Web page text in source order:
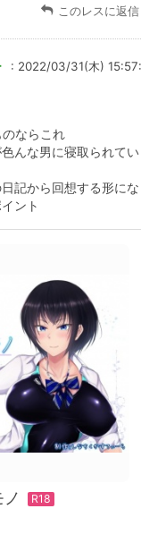
このレスに返信
: 2022/03/31(木)
ならこれ
んな男に寝取られて
記から回想する形に
ント